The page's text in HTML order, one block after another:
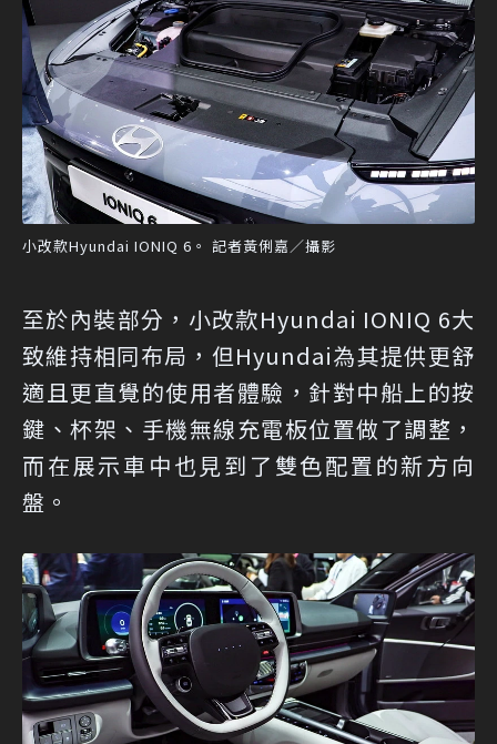
小改款Hyundai IONIQ 6。 記者黃俐嘉／攝影
至於內裝部分，小改款Hyundai IONIQ 6大
致維持相同布局，但Hyundai為其提供更舒
適且更直覺的使用者體驗，針對中船上的按
鍵、杯架、手機無線充電板位置做了調整，
而在展示車中也見到了雙色配置的新方向
盤。